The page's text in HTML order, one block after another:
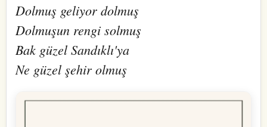
Dolmuş geliyor dolmuş
Dolmuşun rengi solmuş
Bak güzel Sandıklı'ya
Ne güzel şehir olmuş